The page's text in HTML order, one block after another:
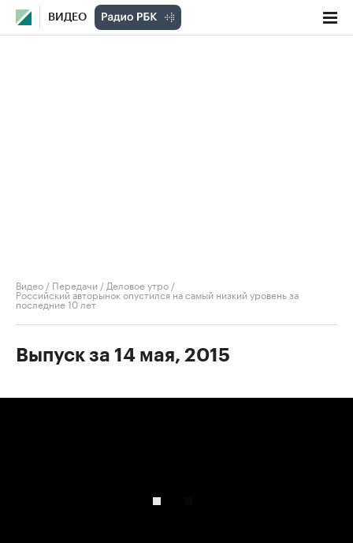
ВИДЕО
Видео / Передачи / Деловое утро /
Российский авторынок опустился на самый низкий уровень за
последние 10 лет
Выпуск за 14 мая, 2015